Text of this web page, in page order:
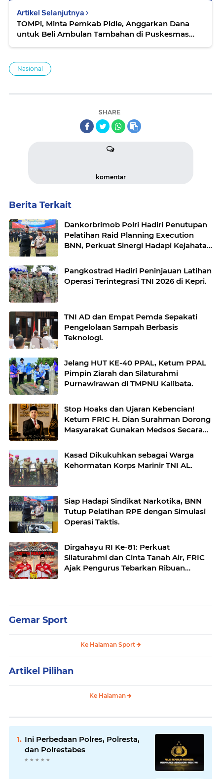
Artikel Selanjutnya
TOMPi, Minta Pemkab Pidie, Anggarkan Dana
untuk Beli Ambulan Tambahan di Puskesmas
Nasional
SHARE
komentar
Berita Terkait
Dankorbrimob Polri Hadiri Penutupan
Pelatihan Raid Planning Execution
BNN, Perkuat Sinergi Hadapi Kejahatan
Pangkostrad Hadiri Peninjauan Latihan
Operasi Terintegrasi TNI 2026 di Kepri.
TNI AD dan Empat Pemda Sepakati
Pengelolaan Sampah Berbasis
Teknologi.
Jelang HUT KE-40 PPAL, Ketum PPAL
Pimpin Ziarah dan Silaturahmi
Purnawirawan di TMPNU Kalibata.
Stop Hoaks dan Ujaran Kebencian!
Ketum FRIC H. Dian Surahman Dorong
Masyarakat Gunakan Medsos Secara
Kasad Dikukuhkan sebagai Warga
Kehormatan Korps Marinir TNI AL.
Siap Hadapi Sindikat Narkotika, BNN
Tutup Pelatihan RPE dengan Simulasi
Operasi Taktis.
Dirgahayu RI Ke-81: Perkuat
Silaturahmi dan Cinta Tanah Air, FRIC
Ajak Pengurus Tebarkan Ribuan
Gemar Sport
Ke Halaman Sport
Artikel Pilihan
Ke Halaman
Ini Perbedaan Polres, Polresta,
dan Polrestabes